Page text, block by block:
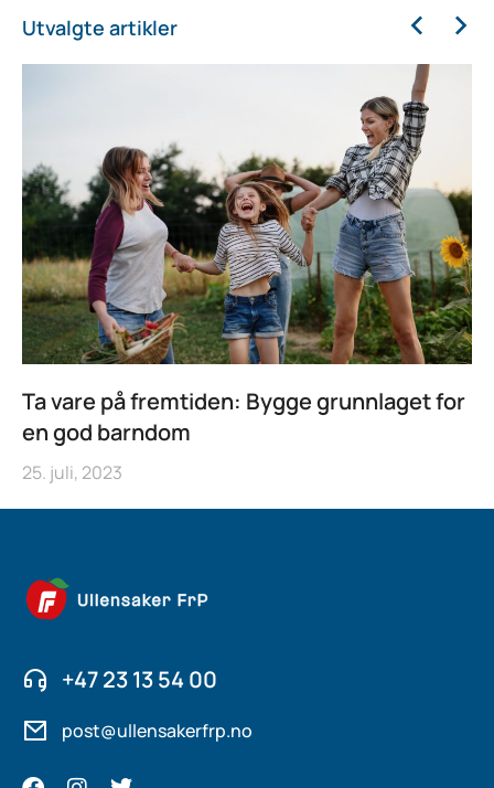
Utvalgte artikler
Ta vare på fremtiden: Bygge grunnlaget for
en god barndom
25. juli, 2023
+47 23 13 54 00
post@ullensakerfrp.no